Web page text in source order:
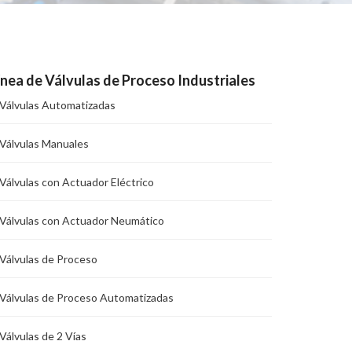
de Válvulas de Proceso Industriales
Válvulas Automatizadas
Válvulas Manuales
Válvulas con Actuador Eléctrico
Válvulas con Actuador Neumático
Válvulas de Proceso
Válvulas de Proceso Automatizadas
Válvulas de 2 Vías